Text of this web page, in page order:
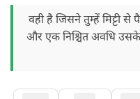
वही है जिसने तुम्हें मिट्टी से
और एक निश्चित अवधि